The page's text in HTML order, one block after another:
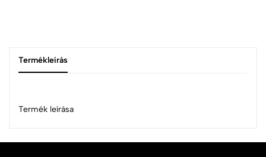
Termékleírás
Termék leírása